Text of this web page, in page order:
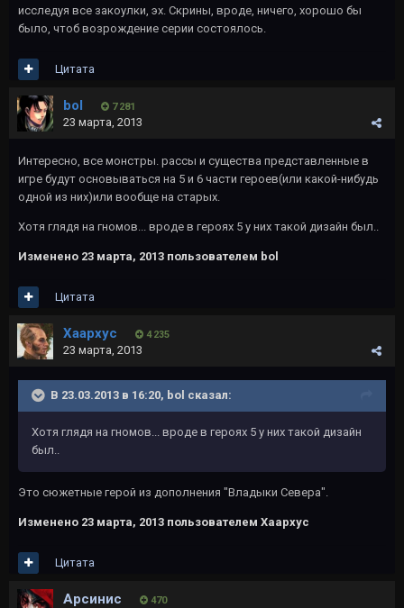
исследуя все закоулки, эх. Скрины, вроде, ничего, хорошо бы
было, чтоб возрождение серии состоялось.
Цитата
bol 7 281
23 марта, 2013
Интересно, все монстры. рассы и существа представленные в
игре будут основываться на 5 и 6 части героев(или какой-нибудь
одной из них)или вообще на старых.
Хотя глядя на гномов... вроде в героях 5 у них такой дизайн был..
Изменено 23 марта, 2013 пользователем bol
Цитата
Хаархус 4 235
23 марта, 2013
В 23.03.2013 в 16:20, bol сказал:
Хотя глядя на гномов... вроде в героях 5 у них такой дизайн
был..
Это сюжетные герой из дополнения "Владыки Севера".
Изменено 23 марта, 2013 пользователем Хаархус
Цитата
Арсинис 470